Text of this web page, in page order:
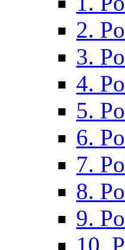
2.
3.
4.
5.
6.
7.
8.
9.
10.